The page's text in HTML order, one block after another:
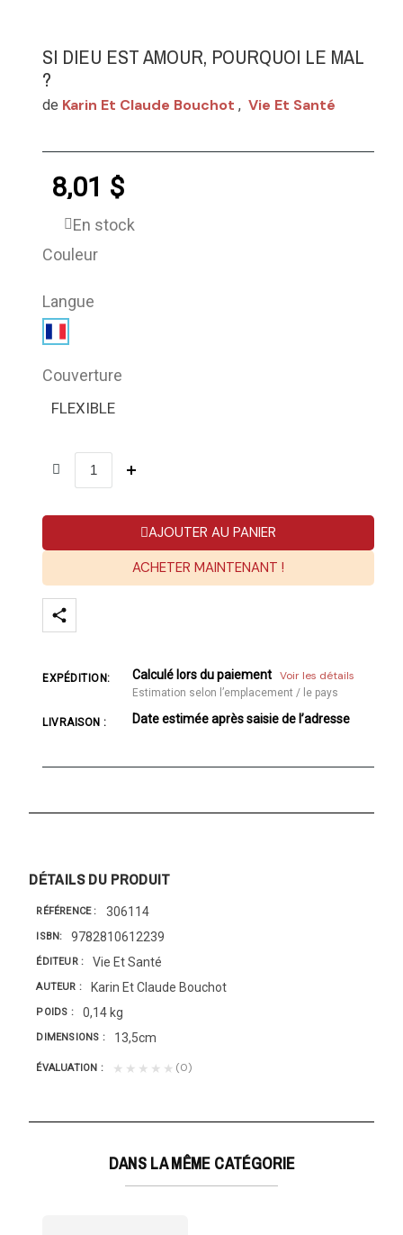
SI DIEU EST AMOUR, POURQUOI LE MAL
?
de Karin Et Claude Bouchot , Vie Et Santé
8,01 $
En stock
Couleur
Langue
Couverture
FLEXIBLE
AJOUTER AU PANIER
ACHETER MAINTENANT !
EXPÉDITION: Calculé lors du paiement Voir les détails
Estimation selon l’emplacement / le pays
LIVRAISON : Date estimée après saisie de l’adresse
DÉTAILS DU PRODUIT
RÉFÉRENCE 306114
ISBN 9782810612239
ÉDITEUR Vie Et Santé
AUTEUR Karin Et Claude Bouchot
POIDS 0,14 kg
DIMENSIONS 13,5cm
ÉVALUATION ★★★★★ (0)
DANS LA MÊME CATÉGORIE